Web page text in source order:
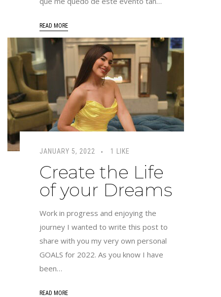
READ MORE
JANUARY 5, 2022 1 LIKE
Create the Life
of your Dreams
Work in progress and enjoying the
journey I wanted to write this post to
share with you my very own personal
GOALS for 2022. As you know I have
been…
READ MORE